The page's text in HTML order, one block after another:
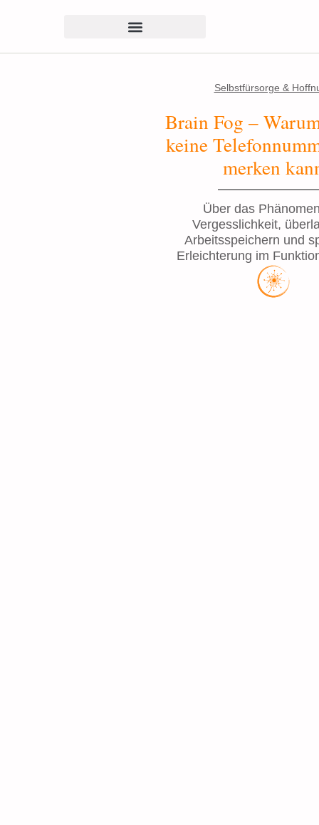
Selbstfürsorge &
Brain Fog –
keine
merken
Über das
Vergesslichkeit,
Arbeitsspeichern und
Erleichterung im